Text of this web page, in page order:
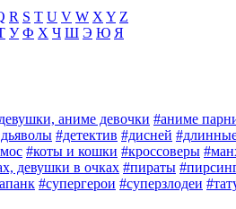
R S T U V W X Y Z
У Ф Х Ч Ш Э Ю Я
аниме девочки #аниме
#детектив #дисней
#коты и кошки #кроссоверы
девушки в очках #пираты
#супергерои #суперзлодеи